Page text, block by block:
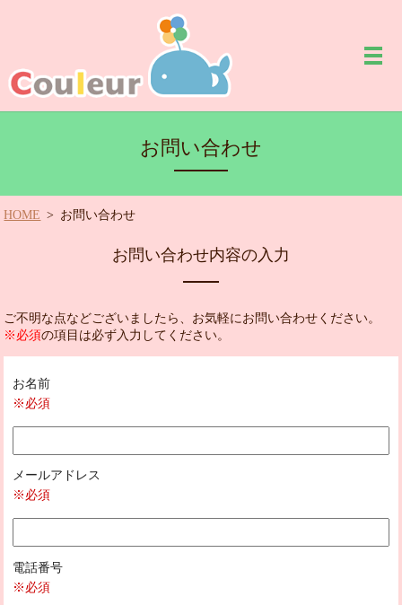
お問い合わせ
HOME お問い合わせ
お問い合わせ内容の入力
ご不明な点などございましたら、お気軽にお問い合わせください。
※必須の項目は必ず入力してください。
お名前
※必須
メールアドレス
※必須
電話番号
※必須